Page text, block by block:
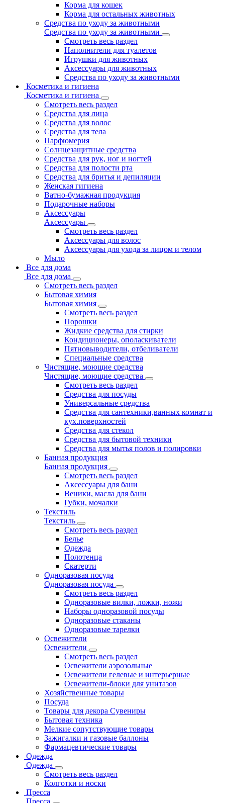
Корма для кошек
Корма для остальных животных
Средства по уходу за животными
Средства по уходу за животными
Смотреть весь раздел
Наполнители для туалетов
Игрушки для животных
Аксессуары для животных
Средства по уходу за животными
Косметика и гигиена
Косметика и гигиена
Смотреть весь раздел
Средства для лица
Средства для волос
Средства для тела
Парфюмерия
Солнцезащитные средства
Средства для рук, ног и ногтей
Средства для полости рта
Средства для бритья и депиляции
Женская гигиена
Ватно-бумажная продукция
Подарочные наборы
Аксессуары
Аксессуары
Смотреть весь раздел
Аксессуары для волос
Аксессуары для ухода за лицом и телом
Мыло
Все для дома
Все для дома
Смотреть весь раздел
Бытовая химия
Бытовая химия
Смотреть весь раздел
Порошки
Жидкие средства для стирки
Кондиционеры, ополаскиватели
Пятновыводители, отбеливатели
Специальные средства
Чистящие, моющие средства
Чистящие, моющие средства
Смотреть весь раздел
Средства для посуды
Универсальные средства
Средства для сантехники,ванных комнат и
кух.поверхностей
Средства для стекол
Средства для бытовой техники
Средства для мытья полов и полировки
Банная продукция
Банная продукция
Смотреть весь раздел
Аксессуары для бани
Веники, масла для бани
Губки, мочалки
Текстиль
Текстиль
Смотреть весь раздел
Белье
Одежда
Полотенца
Скатерти
Одноразовая посуда
Одноразовая посуда
Смотреть весь раздел
Одноразовые вилки, ложки, ножи
Наборы одноразовой посуды
Одноразовые стаканы
Одноразовые тарелки
Освежители
Освежители
Смотреть весь раздел
Освежители аэрозольные
Освежители гелевые и интерьерные
Освежители-блоки для унитазов
Хозяйственные товары
Посуда
Товары для декора Сувениры
Бытовая техника
Мелкие сопутствующие товары
Зажигалки и газовые баллоны
Фармацевтические товары
Одежда
Одежда
Смотреть весь раздел
Колготки и носки
Пресса
Пресса